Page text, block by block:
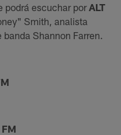
podrá escuchar por ALT
Smith, analista
Shannon Farren.